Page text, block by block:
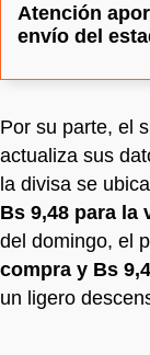
Atención
envío del
Por su parte, el
actualiza sus
la divisa se
Bs 9,48 para la
del domingo, el
compra y Bs
un ligero